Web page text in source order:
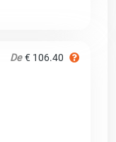
De € 106.40